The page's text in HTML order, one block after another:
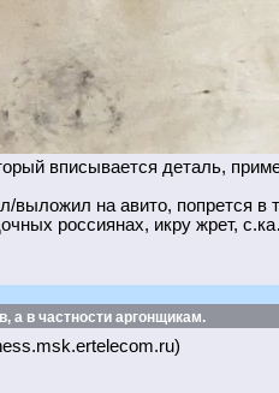
вписывается деталь,
выложил на авито, попрется
россиянах, икру жрет,
а в частности аргонщикам.